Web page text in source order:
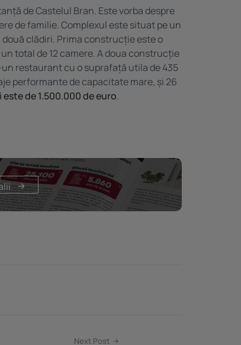
de Castelul Bran. Este vorba despre
de familie.Complexuleste situat pe un
clădiri. Prima construcție este o
total de 12 camere. A doua construcție
restaurant cu o suprafață utila de 435
performante de capacitate mare, și 26
de 1.500.000 de euro.
Next Post